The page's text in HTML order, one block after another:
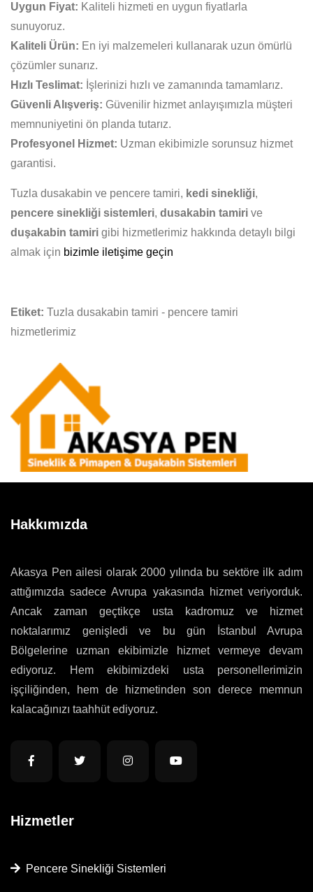
Uygun Fiyat: Kaliteli hizmeti en uygun fiyatlarla
sunuyoruz.
Kaliteli Ürün: En iyi malzemeleri kullanarak uzun ömürlü
çözümler sunarız.
Hızlı Teslimat: İşlerinizi hızlı ve zamanında tamamlarız.
Güvenli Alışveriş: Güvenilir hizmet anlayışımızla müşteri
memnuniyetini ön planda tutarız.
Profesyonel Hizmet: Uzman ekibimizle sorunsuz hizmet
garantisi.
Tuzla dusakabin ve pencere tamiri, kedi sinekliği,
pencere sinekliği sistemleri, dusakabin tamiri ve
duşakabin tamiri gibi hizmetlerimiz hakkında detaylı bilgi
almak için bizimle iletişime geçin
Etiket: Tuzla dusakabin tamiri - pencere tamiri
hizmetlerimiz
Hakkımızda
Akasya Pen ailesi olarak 2000 yılında bu sektöre ilk adım
attığımızda sadece Avrupa yakasında hizmet veriyorduk.
Ancak zaman geçtikçe usta kadromuz ve hizmet
noktalarımız genişledi ve bu gün İstanbul Avrupa
Bölgelerine uzman ekibimizle hizmet vermeye devam
ediyoruz. Hem ekibimizdeki usta personellerimizin
işçiliğinden, hem de hizmetinden son derece memnun
kalacağınızı taahhüt ediyoruz.
Hizmetler
Pencere Sinekliği Sistemleri